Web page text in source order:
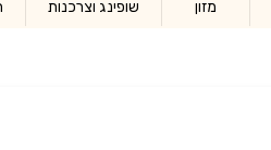
מזון שופינג וצרכנות